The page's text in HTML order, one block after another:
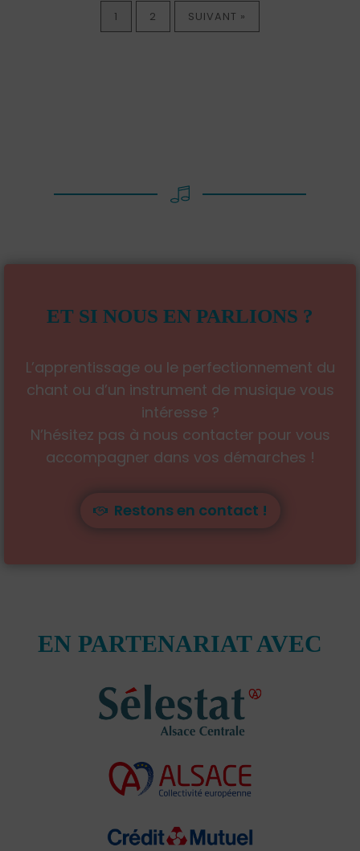
1 2 SUIVANT »
ET SI NOUS EN PARLIONS ?
L’apprentissage ou le perfectionnement du
chant ou d’un instrument de musique vous
intéresse ?
N’hésitez pas à nous contacter pour vous
accompagner dans vos démarches !
Restons en contact !
EN PARTENARIAT AVEC